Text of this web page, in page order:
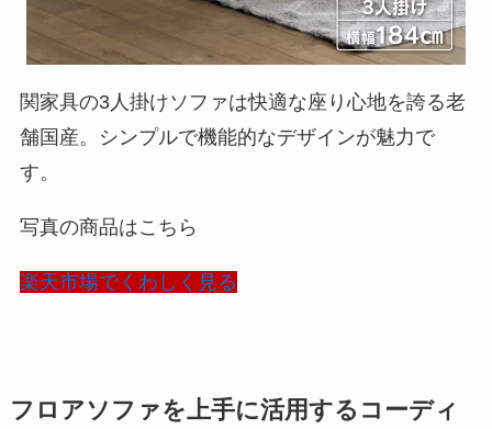
関家具の3人掛けソファは快適な座り心地を誇る老
舗国産。シンプルで機能的なデザインが魅力で
す。
写真の商品はこちら
楽天市場でくわしく見る
フロアソファを上手に活用するコーディ